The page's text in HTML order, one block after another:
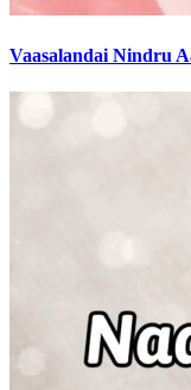
Vaasalandai Nindru